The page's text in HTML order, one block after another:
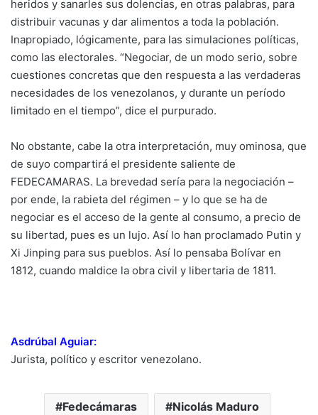
heridos y sanarles sus dolencias, en otras palabras, para
distribuir vacunas y dar alimentos a toda la población.
Inapropiado, lógicamente, para las simulaciones políticas,
como las electorales. “Negociar, de un modo serio, sobre
cuestiones concretas que den respuesta a las verdaderas
necesidades de los venezolanos, y durante un período
limitado en el tiempo”, dice el purpurado.
No obstante, cabe la otra interpretación, muy ominosa, que
de suyo compartirá el presidente saliente de
FEDECAMARAS. La brevedad sería para la negociación –
por ende, la rabieta del régimen – y lo que se ha de
negociar es el acceso de la gente al consumo, a precio de
su libertad, pues es un lujo. Así lo han proclamado Putin y
Xi Jinping para sus pueblos. Así lo pensaba Bolívar en
1812, cuando maldice la obra civil y libertaria de 1811.
Asdrúbal Aguiar:
Jurista, político y escritor venezolano.
Fedecámaras Nicolás Maduro